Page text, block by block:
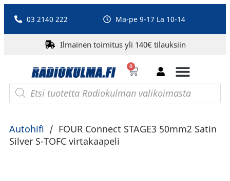
03 2140 222 Ma-pe 9-17 La 10-14
Ilmainen toimitus yli 140€ tilauksiin
0
Autohifi / FOUR Connect STAGE3 50mm2 Satin
Silver S-TOFC virtakaapeli